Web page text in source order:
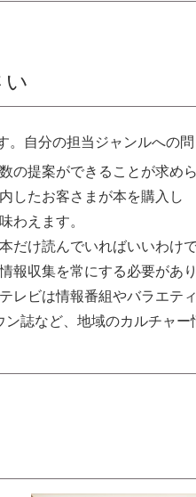
い
。自分の担当ジャンルへの問
の提案ができることが求めら
したお客さまが本を購入し
わえます。
だけ読んでいればいいわけ
報収集を常にする必要があり
レビは情報番組やバラエティ
誌など、地域のカルチャー